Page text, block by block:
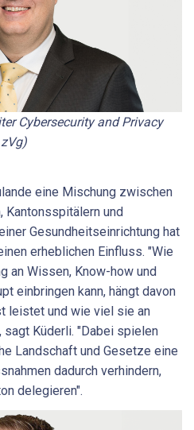
Cyber­security and Privacy
eine Mischung zwischen
Kantonsspitälern und
Gesundheitseinrichtung hat
erheblichen Einfluss. "Wie
an Wissen, Know-how und
einbringen kann, hängt davon
leistet und wie viel sie an
Küderli. "Dabei spielen
Landschaft und Gesetze eine
dadurch verhindern,
delegieren".